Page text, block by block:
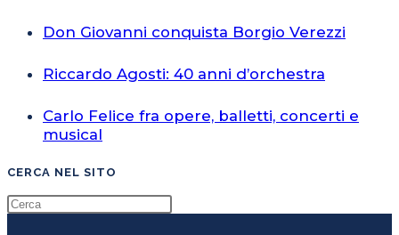
Don Giovanni conquista Borgio Verezzi
Riccardo Agosti: 40 anni d’orchestra
Carlo Felice fra opere, balletti, concerti e
musical
CERCA NEL SITO